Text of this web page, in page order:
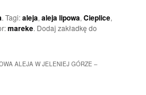
. Tagi:aleja,aleja lipowa,Cieplice,
mareke. Dodaj zakładkę do
ALEJA W JELENIEJ GÓRZE –